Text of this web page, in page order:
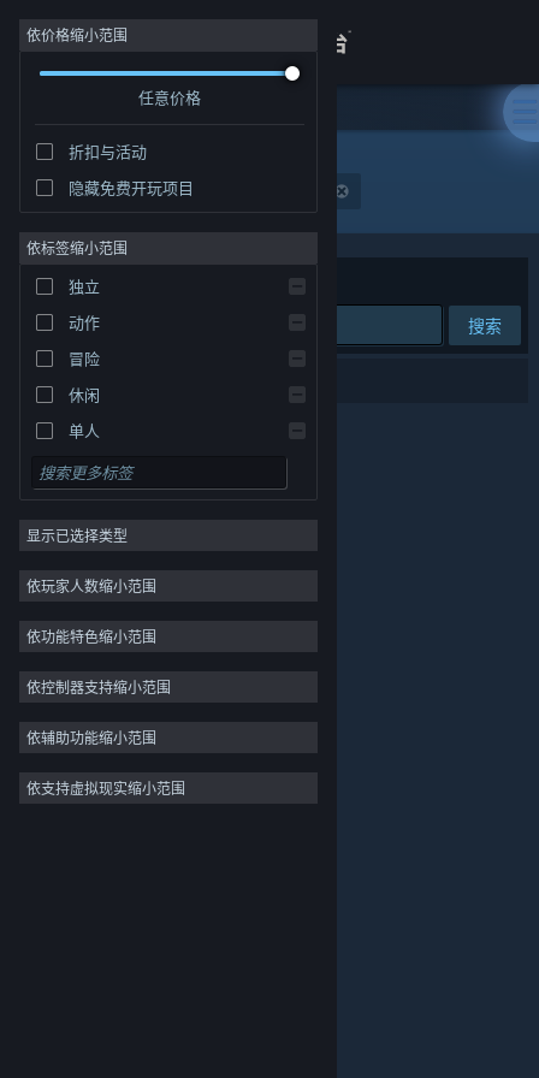
登录
关于
客服
关于蒸汽平台|退款政策|软件许可服务协议
个人信息保护政策|个人信息出境告知书|
依价格缩小范围
任意价格
折扣与活动
隐藏免费开玩项目
依标签缩小范围
独立
动作
冒险
休闲
单人
模拟
角色扮演
策略
2D
3D
免费开玩
氛围
剧情丰富
彩色
显示已选择类型
依玩家人数缩小范围
依功能特色缩小范围
依控制器支持缩小范围
依辅助功能缩小范围
依支持虚拟现实缩小范围
发行商: 上海同济大学电子音像出版社有限公司
排序依据 相关性
搜索
0 个匹配的搜索结果。